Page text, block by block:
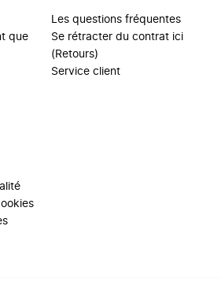
que
Les questions fréquentes
Se rétracter du contrat ici
(Retours)
Service client